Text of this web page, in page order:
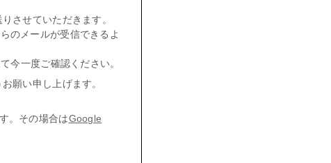
させていただきます。
のメールが受信できるよ
今一度ご確認ください。
願い申し上げます。
。その場合はGoogle